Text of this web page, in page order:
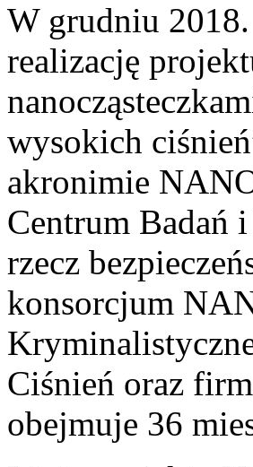
W grudniu
realizację
wysokich
akronimie
Centrum Badań
rzecz
konsorcjum
Ciśnień oraz
obejmuje 36